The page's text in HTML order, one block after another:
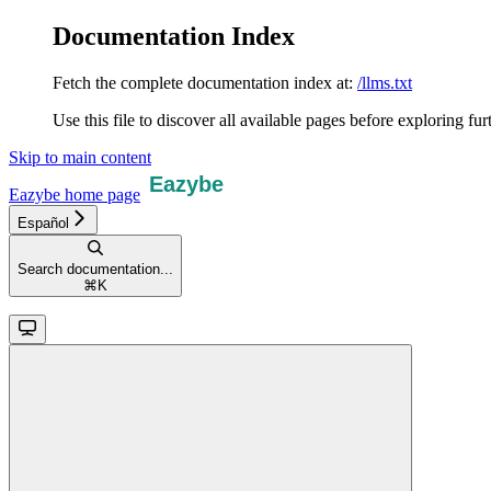
Documentation Index
Fetch the complete documentation index at: /llms.txt
Use this file to discover all available pages before exploring
Skip to main content
Eazybe home page
Español
Search documentation...
⌘ K